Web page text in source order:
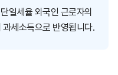
일세율 외국인 근로자의
세소득으로 반영됩니다.